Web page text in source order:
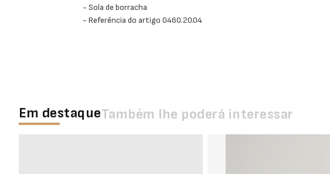
- Sola de borracha
- Referência do artigo 0460.20.04
Em destaqueTambém lhe poderá interessar